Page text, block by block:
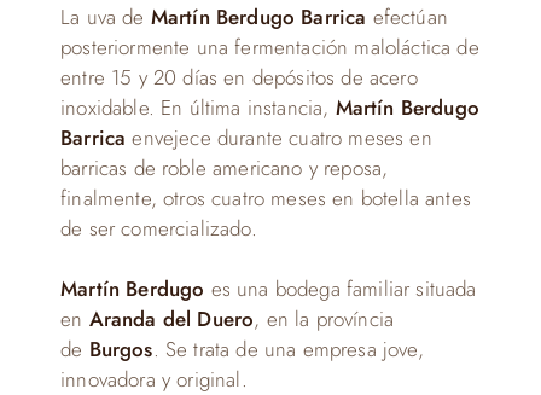
La uva de Martín Berdugo Barrica efectúan
posteriormente una fermentación maloláctica de
entre 15 y 20 días en depósitos de acero
inoxidable. En última instancia, Martín Berdugo
Barrica envejece durante cuatro meses en
barricas de roble americano y reposa,
finalmente, otros cuatro meses en botella antes
de ser comercializado.
Martín Berdugo es una bodega familiar situada
en Aranda del Duero, en la província
de Burgos. Se trata de una empresa jove,
innovadora y original.